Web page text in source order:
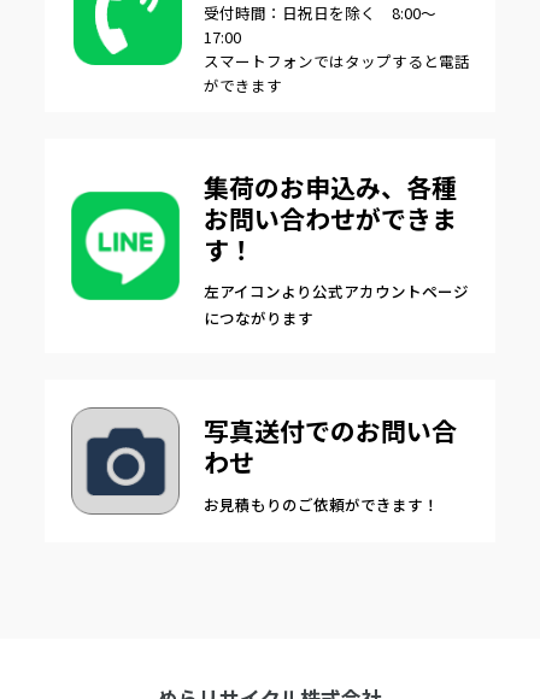
受付時間：日祝日を除く 8:00～
17:00
スマートフォンではタップすると電話
ができます
集荷のお申込み、各種
お問い合わせができま
す！
左アイコンより公式アカウントページ
につながります
写真送付でのお問い合
わせ
お見積もりのご依頼ができます！